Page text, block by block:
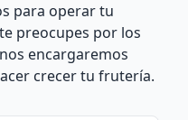
para operar tu
preocupes por los
encargaremos
crecer tu frutería.